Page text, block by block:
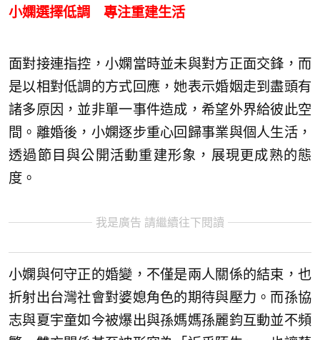
小嫻選擇低調 專注重建生活
面對接連指控，小嫻當時並未與對方正面交鋒，而
是以相對低調的方式回應，她表示婚姻走到盡頭有
諸多原因，並非單一事件造成，希望外界給彼此空
間。離婚後，小嫻逐步重心回歸事業與個人生活，
透過節目與公開活動重建形象，展現更成熟的態
度。
我是廣告 請繼續往下閱讀
小嫻與何守正的婚變，不僅是兩人關係的結束，也
折射出台灣社會對婆媳角色的期待與壓力。而孫協
志與夏宇童如今被爆出與孫媽媽孫麗鈞互動並不頻